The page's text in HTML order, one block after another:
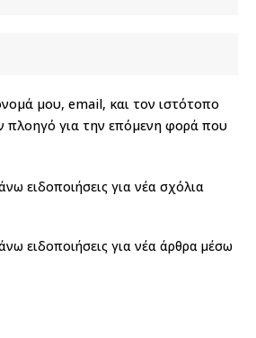
μου, email, και τον ιστότοπο
πλοηγό για την επόμενη φορά που
ειδοποιήσεις για νέα σχόλια
ειδοποιήσεις για νέα άρθρα μέσω